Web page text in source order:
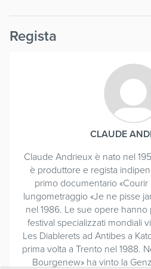
Regista
CLAUDE
Claude Andrieux è nato nel
è produttore e regista
primo documentario
lungometraggio «Je ne pisse
nel 1986. Le sue opere
festival specializzati mondiali
Les Diablerets ad Antibes a
prima volta a Trento nel 1988.
Bourgenew» ha vinto la